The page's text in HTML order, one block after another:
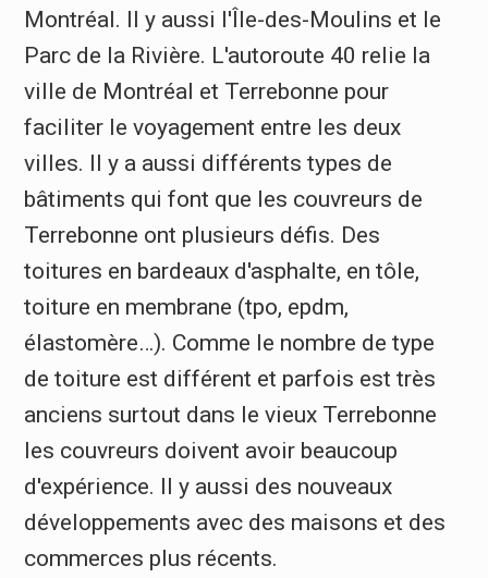
Montréal. Il y aussi l'Île-des-Moulins et le
Parc de la Rivière. L'autoroute 40 relie la
ville de Montréal et Terrebonne pour
faciliter le voyagement entre les deux
villes. Il y a aussi différents types de
bâtiments qui font que les couvreurs de
Terrebonne ont plusieurs défis. Des
toitures en bardeaux d'asphalte, en tôle,
toiture en membrane (tpo, epdm,
élastomère…). Comme le nombre de type
de toiture est différent et parfois est très
anciens surtout dans le vieux Terrebonne
les couvreurs doivent avoir beaucoup
d'expérience. Il y aussi des nouveaux
développements avec des maisons et des
commerces plus récents.